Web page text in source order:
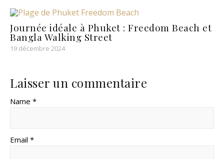
Journée idéale à Phuket : Freedom Beach et
Bangla Walking Street
19 décembre 2024
Laisser un commentaire
Name *
Email *